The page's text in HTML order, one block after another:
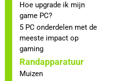
Hoe upgrade ik mijn
game PC?
5 PC onderdelen met de
meeste impact op
gaming
Randapparatuur
Muizen